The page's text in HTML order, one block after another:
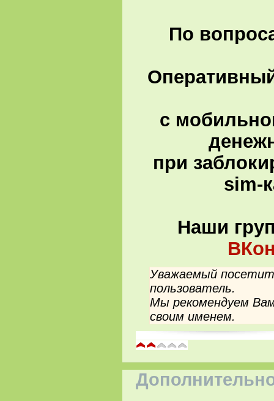
По
с
при
sim-
Наши
Уважаемый
пользователь.
Мы рекомендуем
своим именем.